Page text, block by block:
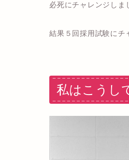
必死にチャレンジしま
結果５回採用試験にチ
私はこうし